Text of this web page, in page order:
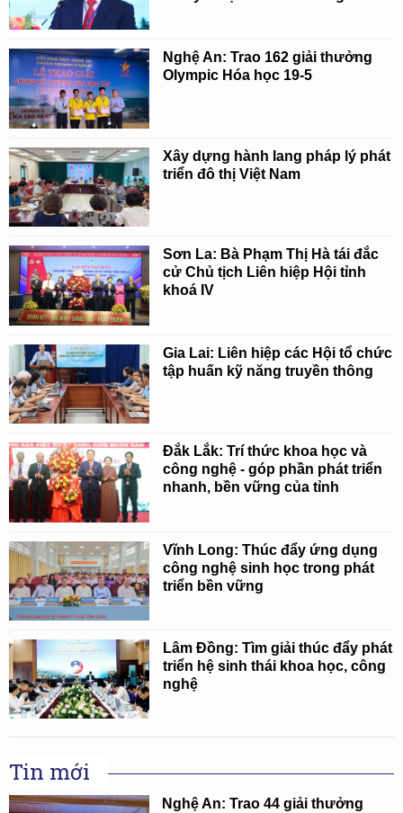
Nghệ An: Trao 162 giải thưởng
Olympic Hóa học 19-5
Xây dựng hành lang pháp lý phát
triển đô thị Việt Nam
Sơn La: Bà Phạm Thị Hà tái đắc
cử Chủ tịch Liên hiệp Hội tỉnh
khoá IV
Gia Lai: Liên hiệp các Hội tổ chức
tập huấn kỹ năng truyền thông
Đắk Lắk: Trí thức khoa học và
công nghệ - góp phần phát triển
nhanh, bền vững của tỉnh
Vĩnh Long: Thúc đẩy ứng dụng
công nghệ sinh học trong phát
triển bền vững
Lâm Đồng: Tìm giải thúc đẩy phát
triển hệ sinh thái khoa học, công
nghệ
Tin mới
Nghệ An: Trao 44 giải thưởng